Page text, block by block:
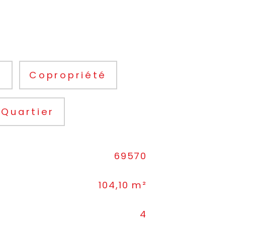
Copropriété
Quartier
69570
104,10 m²
4